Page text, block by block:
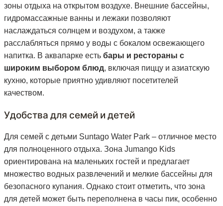
зоны отдыха на открытом воздухе. Внешние бассейны,
гидромассажные ванны и лежаки позволяют
наслаждаться солнцем и воздухом, а также
расслабляться прямо у воды с бокалом освежающего
напитка. В аквапарке есть бары и рестораны с
широким выбором блюд, включая пиццу и азиатскую
кухню, которые приятно удивляют посетителей
качеством.
Удобства для семей и детей
Для семей с детьми Suntago Water Park – отличное место
для полноценного отдыха. Зона Jumango Kids
ориентирована на маленьких гостей и предлагает
множество водных развлечений и мелкие бассейны для
безопасного купания. Однако стоит отметить, что зона
для детей может быть переполнена в часы пик, особенно